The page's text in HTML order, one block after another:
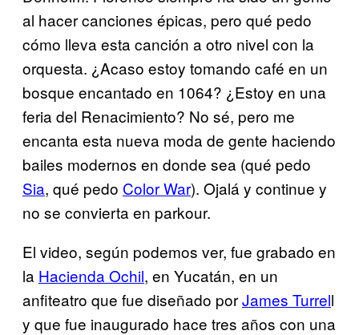
al hacer canciones épicas, pero qué pedo
cómo lleva esta canción a otro nivel con la
orquesta. ¿Acaso estoy tomando café en un
bosque encantado en 1064? ¿Estoy en una
feria del Renacimiento? No sé, pero me
encanta esta nueva moda de gente haciendo
bailes modernos en donde sea (qué pedo
Sia, qué pedo Color War). Ojalá y continue y
no se convierta en parkour.
El video, según podemos ver, fue grabado en
la Hacienda Ochil, en Yucatán, en un
anfiteatro que fue diseñado porJames Turrell
y que fue inaugurado hace tres años con una